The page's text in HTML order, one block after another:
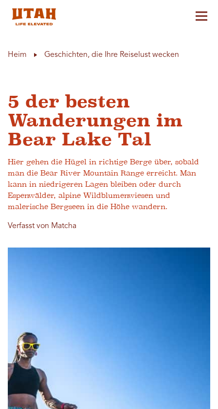
Heim Geschichten, die Ihre Reiselust wecken
5 der besten
Wanderungen im
Bear Lake Tal
Hier gehen die Hügel in richtige Berge über, sobald
man die Bear River Mountain Range erreicht. Man
kann in niedrigeren Lagen bleiben oder durch
Espenwälder, alpine Wildblumenwiesen und
malerische Bergseen in die Höhe wandern.
Verfasst von Matcha